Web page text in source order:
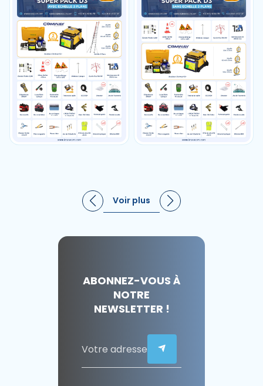
Voir plus
ABONNEZ-VOUS À
NOTRE
NEWSLETTER !